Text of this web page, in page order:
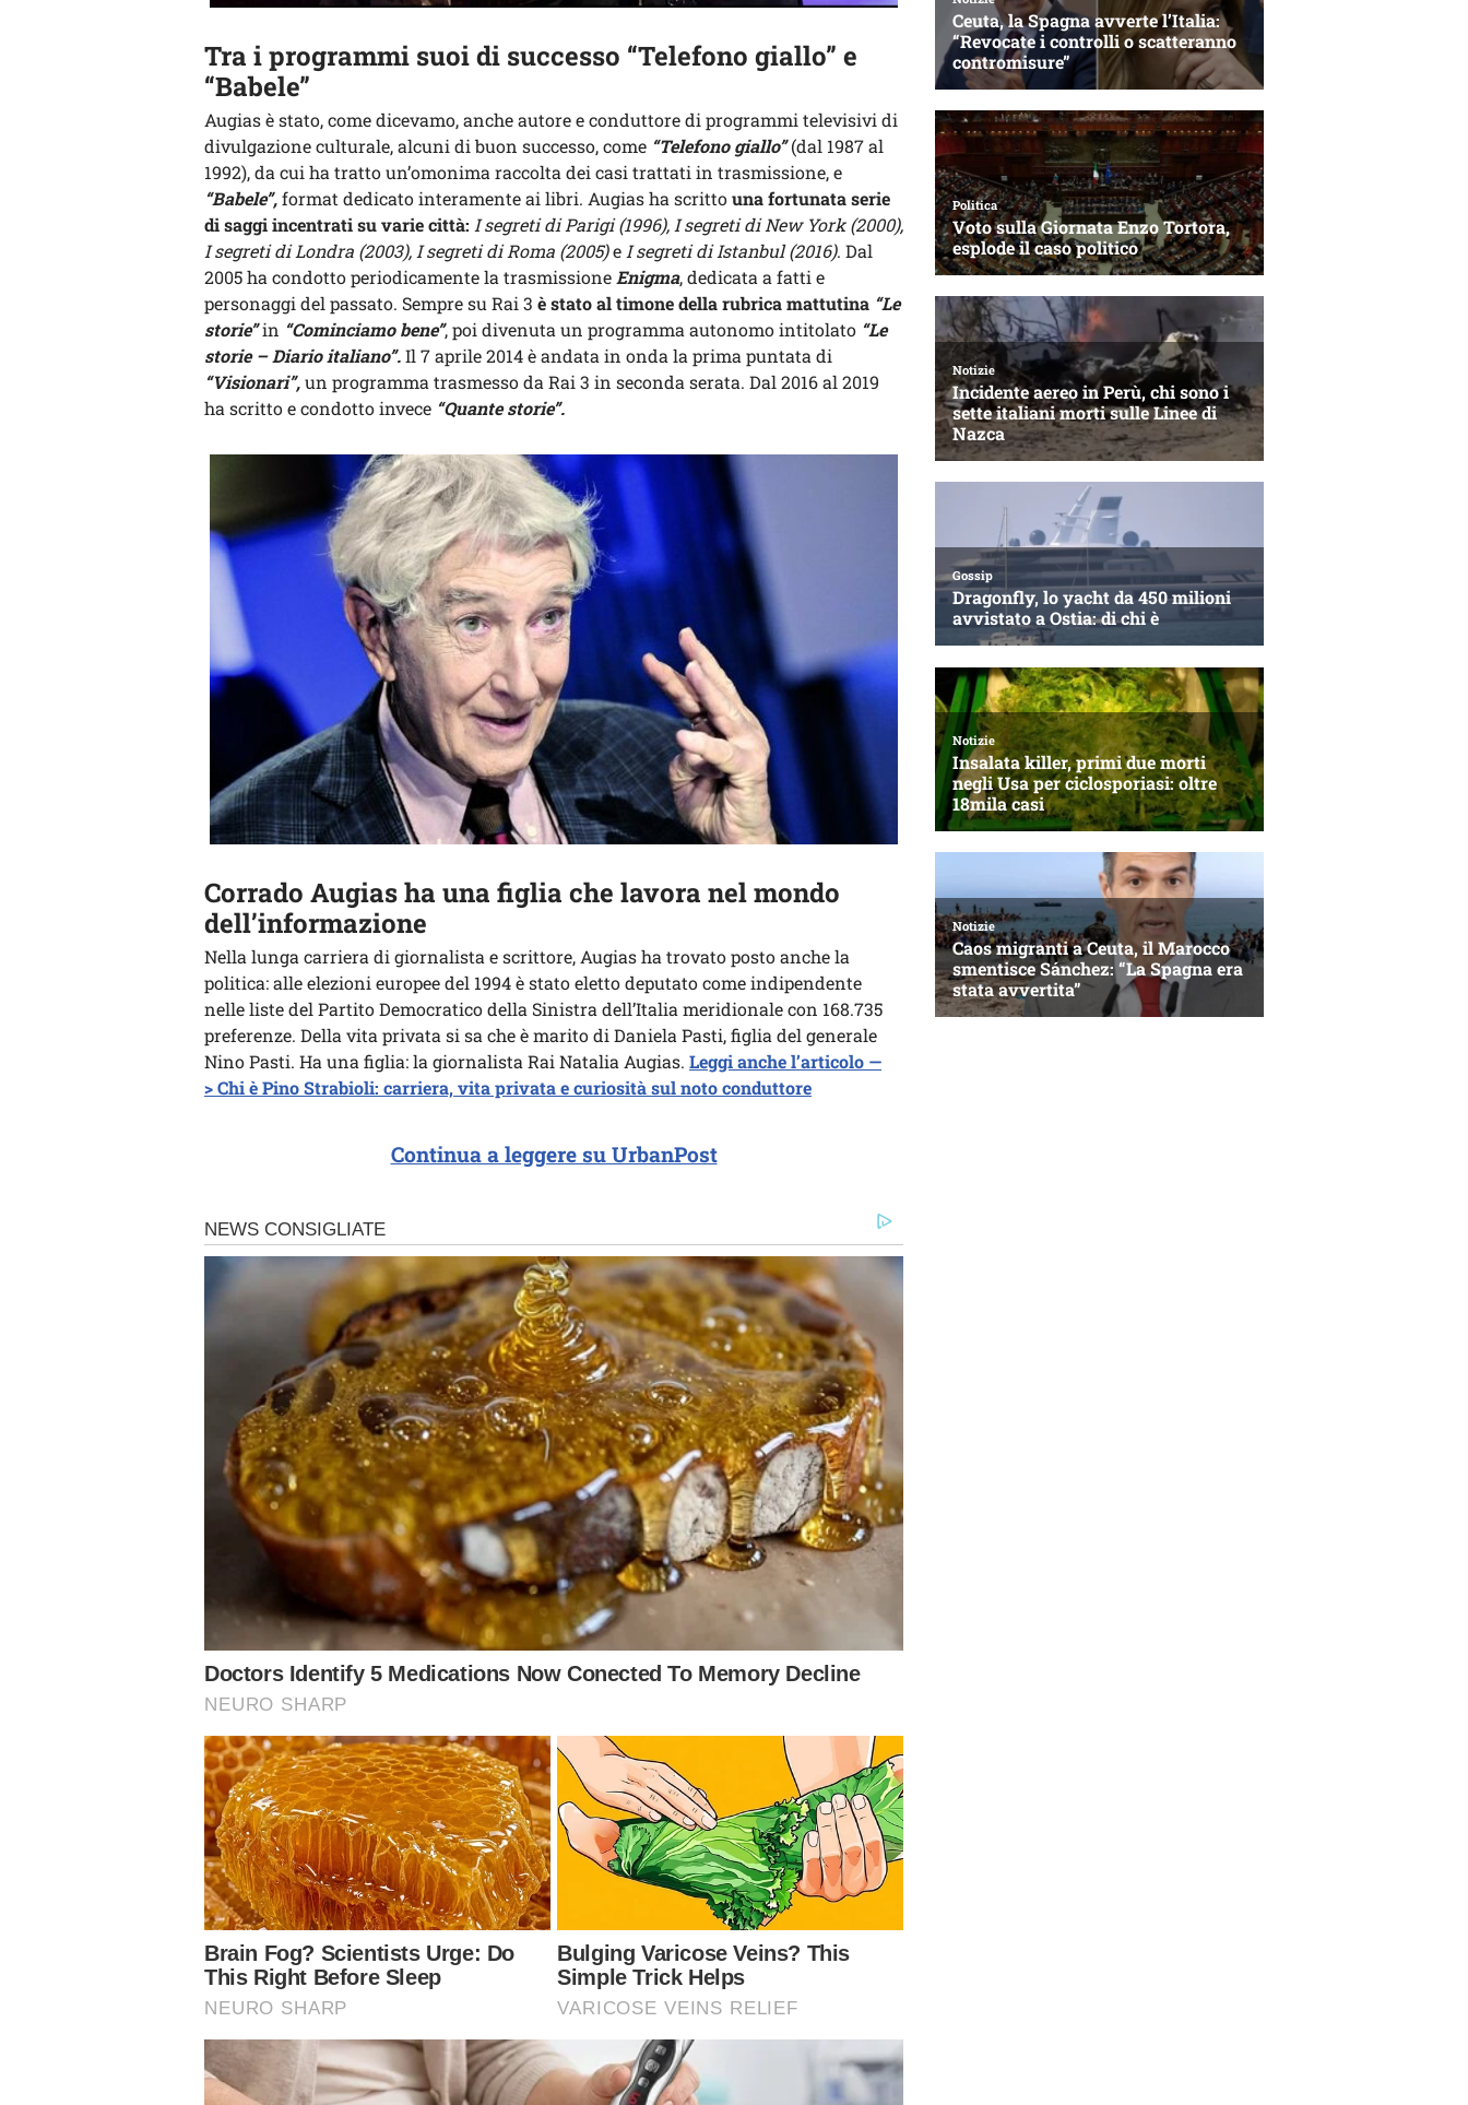
Tra i programmi suoi di successo “Telefono giallo” e
“Babele”
Augias è stato, come dicevamo, anche autore e conduttore di programmi televisivi di
divulgazione culturale, alcuni di buon successo, come “Telefono giallo” (dal 1987 al
1992), da cui ha tratto un’omonima raccolta dei casi trattati in trasmissione, e
“Babele”,format dedicato interamente ai libri. Augias ha scrittouna fortunata serie
di saggi incentrati su varie città: I segreti di Parigi (1996), I segreti di New York (2000),
I segreti di Londra (2003), I segreti di Roma (2005)eI segreti di Istanbul (2016). Dal
2005 ha condotto periodicamente la trasmissioneEnigma, dedicata a fatti e
personaggi del passato. Sempre su Rai 3 è stato al timone della rubrica mattutina “Le
storie”in “Cominciamo bene”, poi divenuta un programma autonomo intitolato “Le
storie – Diario italiano”.Il 7 aprile 2014 è andata in onda la prima puntata di
“Visionari”,un programma trasmesso da Rai 3 in seconda serata. Dal 2016 al 2019
ha scritto e condotto invece “Quante storie”.
Corrado Augias ha una figlia che lavora nel mondo
dell’informazione
Nella lunga carriera di giornalista e scrittore, Augias ha trovato posto anche la
politica: alle elezioni europee del 1994 è stato eletto deputato come indipendente
nelle liste del Partito Democratico della Sinistra dell’Italia meridionale con 168.735
preferenze. Della vita privata si sa che è marito di Daniela Pasti, figlia del generale
Nino Pasti. Ha una figlia: la giornalista Rai Natalia Augias. Leggi anche l’articolo —
> Chi è Pino Strabioli: carriera, vita privata e curiosità sul noto conduttore
Continua a leggere su UrbanPost